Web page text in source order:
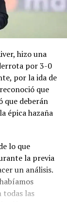
hizo una
por 3-0
por la ida de
que
que deberán
épica hazaña
lo que
la previa
un análisis.
todas las